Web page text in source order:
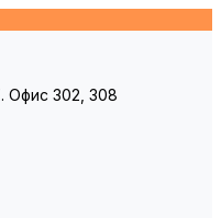
Офис 302, 308